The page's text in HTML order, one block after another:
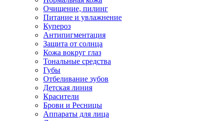
Очищение, пилинг
Питание и увлажнение
Купероз
Антипигментация
Защита от солнца
Кожа вокруг глаз
Тональные средства
Губы
Отбеливание зубов
Детская линия
Красители
Брови и Ресницы
Аппараты для лица